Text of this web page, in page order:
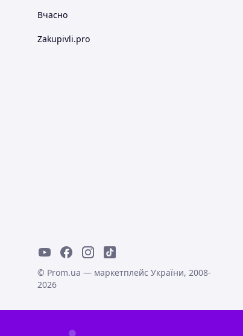
Вчасно
Zakupivli.pro
© Prom.ua — маркетплейс України, 2008-
2026